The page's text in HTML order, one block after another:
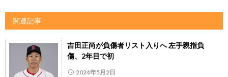
関連記事
吉田正尚が負傷者リスト入りへ 左手親指負
傷、2年目で初
2024年5月2日